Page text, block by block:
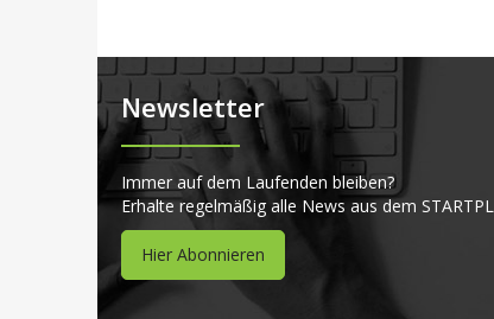
Newsletter
Immer auf dem Laufenden bleiben?
Erhalte regelmäßig alle News aus dem
Hier Abonnieren